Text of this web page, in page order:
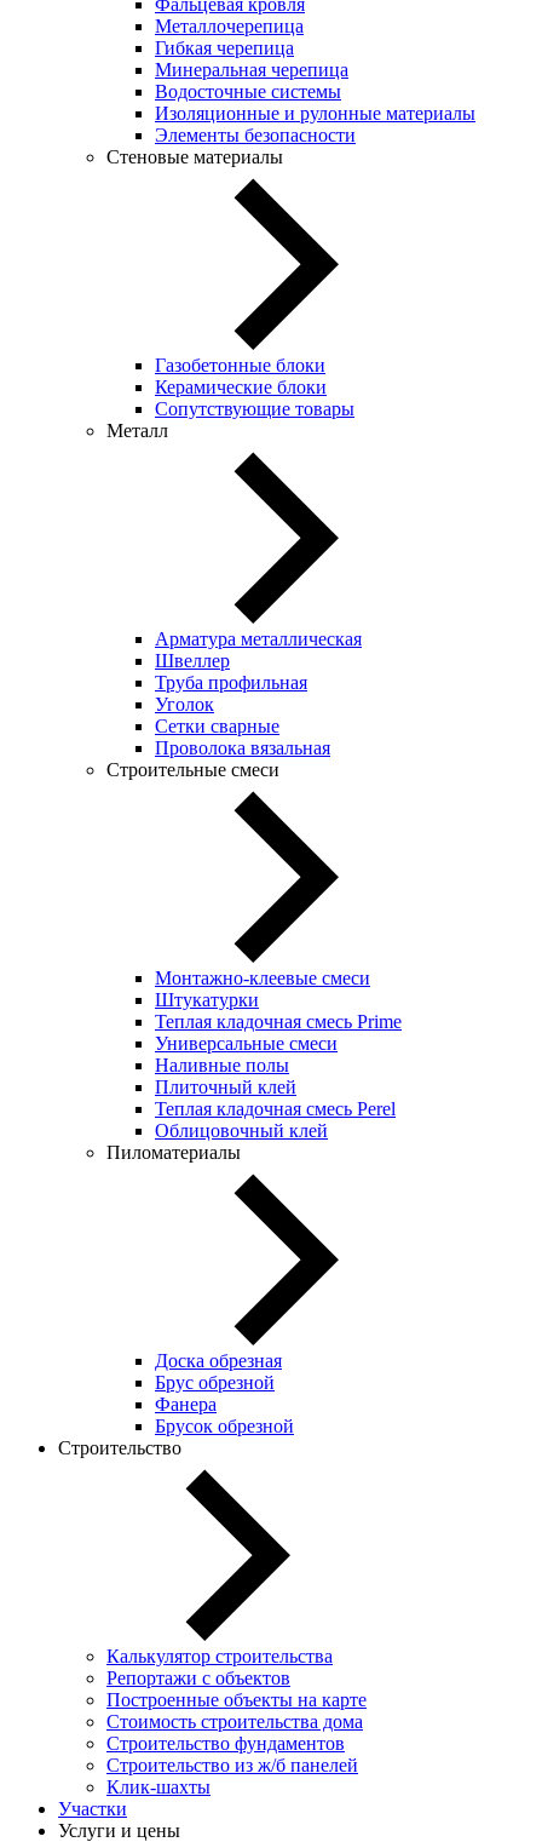
Металлочерепица
Гибкая черепица
Минеральная черепица
Водосточные системы
Изоляционные и рулонные материалы
Элементы безопасности
Стеновые материалы
Газобетонные блоки
Керамические блоки
Сопутствующие товары
Металл
Арматура металлическая
Швеллер
Труба профильная
Уголок
Сетки сварные
Проволока вязальная
Строительные смеси
Монтажно-клеевые смеси
Штукатурки
Теплая кладочная смесь Prime
Универсальные смеси
Наливные полы
Плиточный клей
Теплая кладочная смесь Perel
Облицовочный клей
Пиломатериалы
Доска обрезная
Брус обрезной
Фанера
Брусок обрезной
Строительство
Калькулятор строительства
Репортажи с объектов
Построенные объекты на карте
Стоимость строительства дома
Строительство фундаментов
Строительство из ж/б панелей
Клик-шахты
Участки
Услуги и цены